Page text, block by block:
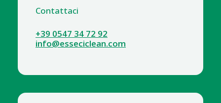
Contattaci
+39 0547 34 72 92
info@esseciclean.com